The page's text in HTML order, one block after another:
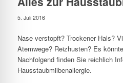
5. Juli 2016
Nase verstopft? Trockener Hals?
Atemwege? Reizhusten? Es
Nachfolgend finden Sie reichlich
Hausstaubmilbenallergie.